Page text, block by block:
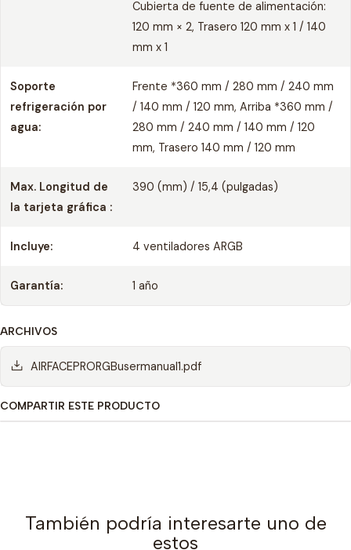
Cubierta de fuente de alimentación:
120 mm × 2, Trasero 120 mm x 1 / 140
mm x 1
Soporte
refrigeración por
agua:
Frente *360 mm / 280 mm / 240 mm
/ 140 mm / 120 mm, Arriba *360 mm /
280 mm / 240 mm / 140 mm / 120
mm, Trasero 140 mm / 120 mm
Max. Longitud de
la tarjeta gráfica :
390 (mm) / 15,4 (pulgadas)
Incluye: 4 ventiladores ARGB
Garantía: 1 año
ARCHIVOS
AIRFACEPRORGBusermanual1.pdf
COMPARTIR ESTE PRODUCTO
También podría interesarte uno de
estos